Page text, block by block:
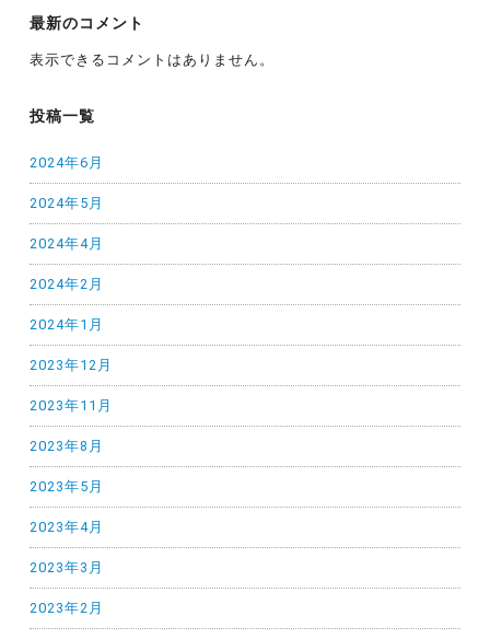
最新のコメント
表示できるコメントはありません。
投稿一覧
2024年6月
2024年5月
2024年4月
2024年2月
2024年1月
2023年12月
2023年11月
2023年8月
2023年5月
2023年4月
2023年3月
2023年2月